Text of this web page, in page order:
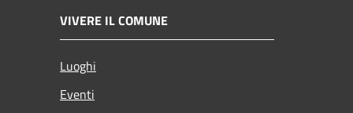
VIVERE IL COMUNE
Luoghi
Eventi